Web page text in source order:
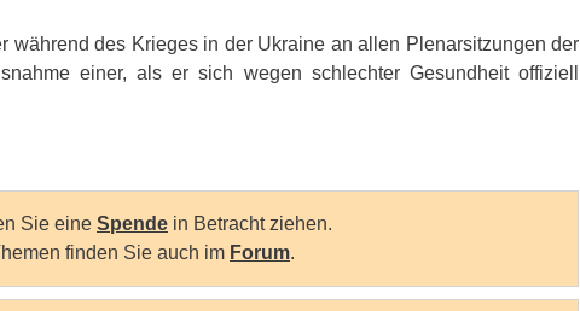
während des Krieges in der Ukraine an allen Plenarsitzungen der
einer, als er sich wegen schlechter Gesundheit offiziell
Sie eine Spende in Betracht ziehen.
finden Sie auch im Forum.